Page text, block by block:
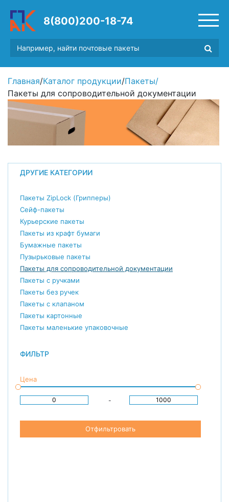
8(800)200-18-74
Главная/Каталог продукции/Пакеты/
Пакеты для сопроводительной документации
ДРУГИЕ КАТЕГОРИИ
Пакеты ZipLock (Грипперы)
Сейф-пакеты
Курьерские пакеты
Пакеты из крафт бумаги
Бумажные пакеты
Пузырьковые пакеты
Пакеты для сопроводительной документации
Пакеты с ручками
Пакеты без ручек
Пакеты с клапаном
Пакеты картонные
Пакеты маленькие упаковочные
ФИЛЬТР
Цена
-
Отфильтровать